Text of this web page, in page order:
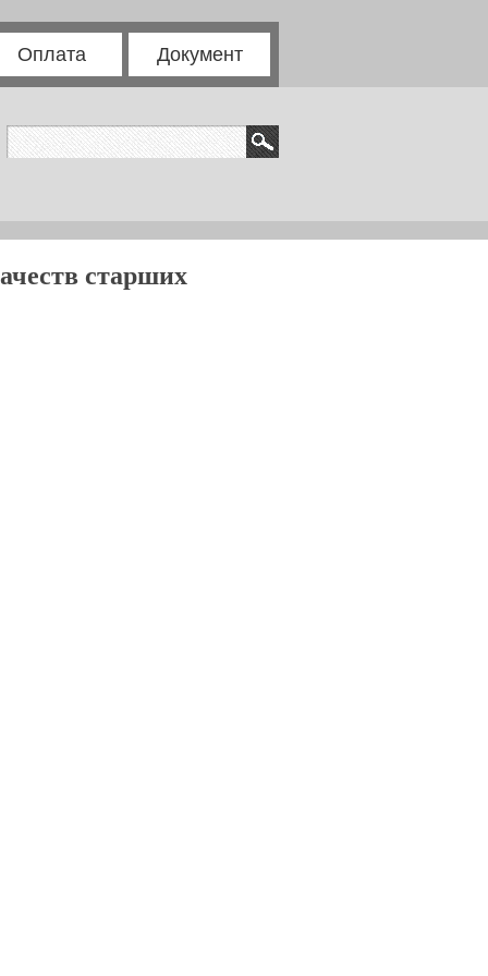
Оплата Документ
старших